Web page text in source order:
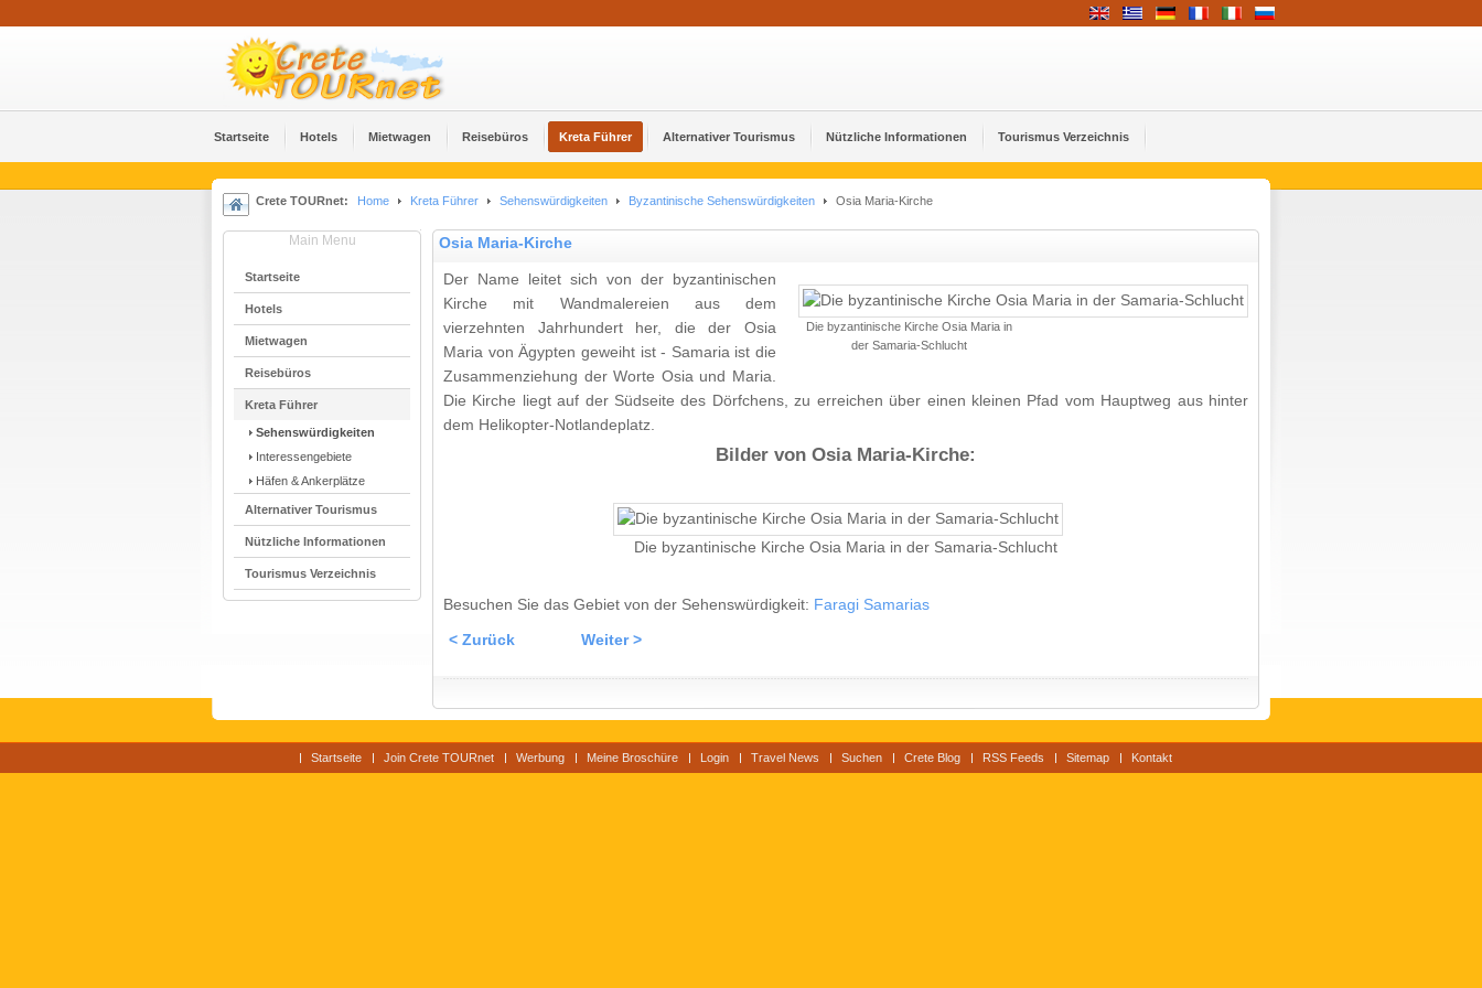
Startseite Hotels Mietwagen Reisebüros Kreta Führer Alternativer Tourismus Nützliche Informationen Tourismus Verzeichnis
Crete TOURnet: Home Kreta Führer Sehenswürdigkeiten Byzantinische Sehenswürdigkeiten Osia Maria-Kirche
Main Menu
Startseite
Hotels
Mietwagen
Reisebüros
Kreta Führer
Sehenswürdigkeiten
Interessengebiete
Häfen & Ankerplätze
Alternativer Tourismus
Nützliche Informationen
Tourismus Verzeichnis
Osia Maria-Kirche
Die byzantinische Kirche Osia Maria in
der Samaria-Schlucht
Der Name leitet sich von der byzantinischen
Kirche mit Wandmalereien aus dem
vierzehnten Jahrhundert her, die der Osia
Maria von Ägypten geweiht ist - Samaria ist die
Zusammenziehung der Worte Osia und Maria.
Die Kirche liegt auf der Südseite des Dörfchens, zu erreichen über einen kleinen Pfad vom Hauptweg aus hinter
dem Helikopter-Notlandeplatz.
Bilder von Osia Maria-Kirche:
Die byzantinische Kirche Osia Maria in der Samaria-Schlucht
Besuchen Sie das Gebiet von der Sehenswürdigkeit: Faragi Samarias
< Zurück Weiter >
Startseite Join Crete TOURnet Werbung Meine Broschüre Login Travel News Suchen Crete Blog RSS Feeds Sitemap Kontakt